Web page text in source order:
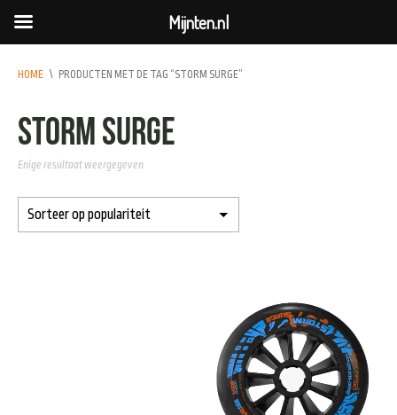
HOME \ PRODUCTEN MET DE TAG “STORM SURGE”
Storm Surge
Enige resultaat weergegeven
Mijnten.nl